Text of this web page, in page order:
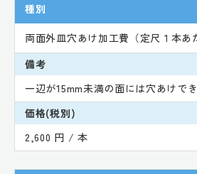
種別
両面外皿穴あけ加工費（定尺１本あ
備考
一辺が15mm未満の面には穴あけで
価格(税別)
2,600 円 / 本